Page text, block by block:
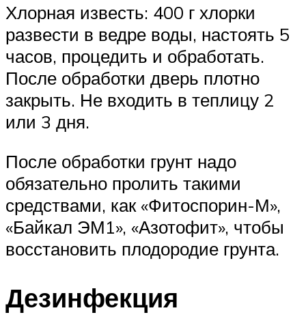
Хлорная известь: 400 г хлорки
развести в ведре воды, настоять 5
часов, процедить и обработать.
После обработки дверь плотно
закрыть. Не входить в теплицу 2
или 3 дня.
После обработки грунт надо
обязательно пролить такими
средствами, как «Фитоспорин-М»,
«Байкал ЭМ1», «Азотофит», чтобы
восстановить плодородие грунта.
Дезинфекция